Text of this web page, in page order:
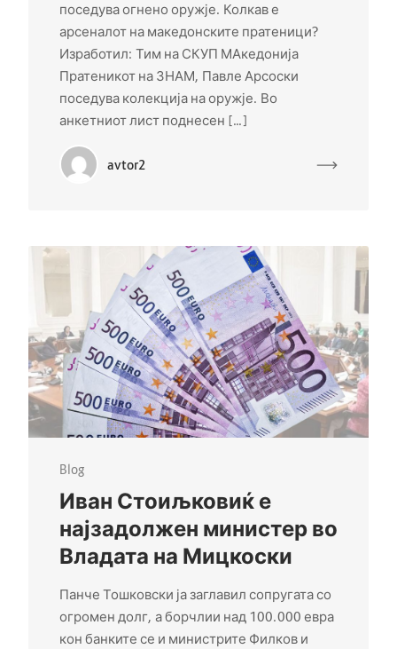
поседува огнено оружје. Колкав е
арсеналот на македонските пратеници?
Изработил: Тим на СКУП МАкедонија
Пратеникот на ЗНАМ, Павле Арсоски
поседува колекција на оружје. Во
анкетниот лист поднесен […]
avtor2
Blog
Иван Стоиљковиќ е
најзадолжен министер во
Владата на Мицкоски
Панче Тошковски ја заглавил сопругата со
огромен долг, а борчлии над 100.000 евра
кон банките се и министрите Филков и